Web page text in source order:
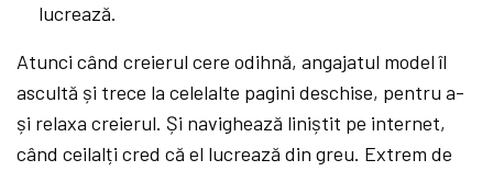
lucrează.
Atunci când creierul cere odihnă, angajatul model îl
ascultă și trece la celelalte pagini deschise, pentru a-
și relaxa creierul. Și navighează liniștit pe internet,
când ceilalți cred că el lucrează din greu. Extrem de